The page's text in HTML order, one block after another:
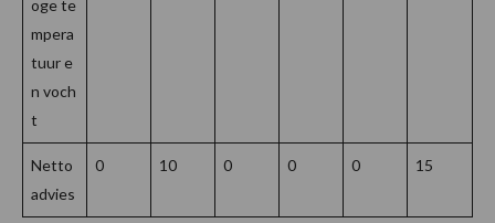
oge te
mpera
tuur e
n voch
t
Netto
advies
0 10 0 0 0 15